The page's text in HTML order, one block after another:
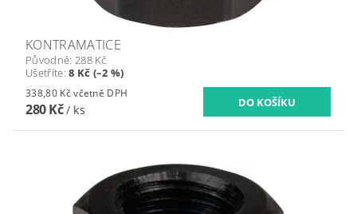
KONTRAMATICE
Původně: 288 Kč
Ušetříte:8 Kč (–2 %)
338,80 Kč včetně DPH
280 Kč/ ks